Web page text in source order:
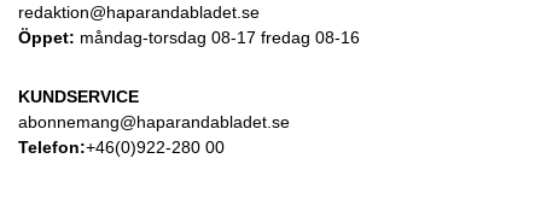
redaktion@haparandabladet.se
Öppet: måndag-torsdag 08-17 fredag 08-16
KUNDSERVICE
abonnemang@haparandabladet.se
Telefon:+46(0)922-280 00